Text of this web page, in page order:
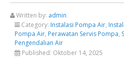
Written by: admin
Category: Instalasi Pompa Air,
Pompa Air, Perawatan Servis Pompa,
Pengendalian Air
Published: Oktober 14, 2025